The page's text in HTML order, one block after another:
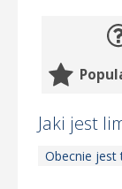
Jaki jest
Obecnie jest